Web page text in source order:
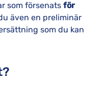
som försenats för
även en preliminär
som du kan